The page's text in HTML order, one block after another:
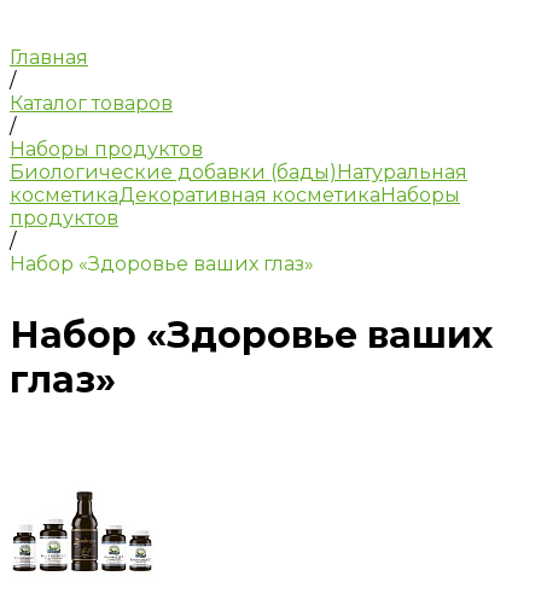
Главная
/
Каталог товаров
/
Наборы продуктов
Биологические добавки (бады) Натуральная
косметикаДекоративная косметика Наборы
продуктов
/
Набор «Здоровье ваших глаз»
Набор «Здоровье ваших
глаз»